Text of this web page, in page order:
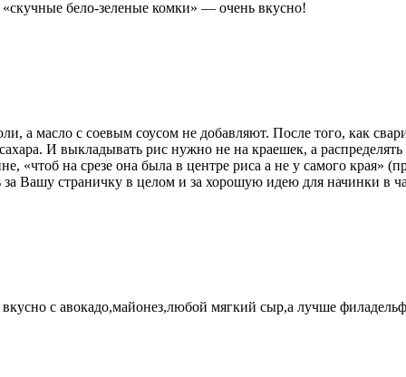
бело-зеленые комки» — очень вкусно!
а масло с соевым соусом не добавляют. После того, как
И выкладывать рис нужно не на краешек, а
«чтоб на срезе она была в центре риса а не у самого края»
за Вашу страничку в целом и за хорошую идею для начинки в
с авокадо,майонез,любой мягкий сыр,а лучше